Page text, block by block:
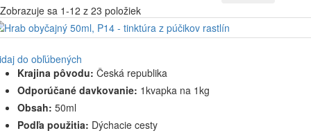
Zobrazuje sa 1-12 z 23 položiek
do obľúbených
Krajina pôvodu: Česká republika
Odporúčané davkovanie: 1kvapka na 1kg
Obsah: 50ml
Podľa použitia: Dýchacie cesty